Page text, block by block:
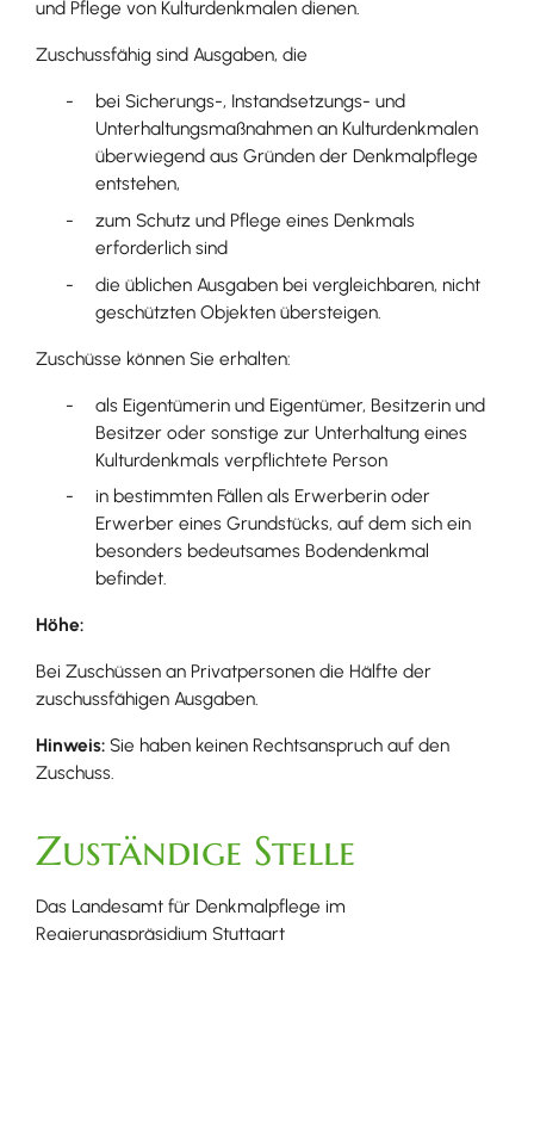
und Pflege von Kulturdenkmalen dienen.
Zuschussfähig sind Ausgaben, die
bei Sicherungs-, Instandsetzungs- und
Unterhaltungsmaßnahmen an Kulturdenkmalen
überwiegend aus Gründen der Denkmalpflege
entstehen,
zum Schutz und Pflege eines Denkmals
erforderlich sind
die üblichen Ausgaben bei vergleichbaren, nicht
geschützten Objekten übersteigen.
Zuschüsse können Sie erhalten:
als Eigentümerin und Eigentümer, Besitzerin und
Besitzer oder sonstige zur Unterhaltung eines
Kulturdenkmals verpflichtete Person
in bestimmten Fällen als Erwerberin oder
Erwerber eines Grundstücks, auf dem sich ein
besonders bedeutsames Bodendenkmal
befindet.
Höhe:
Bei Zuschüssen an Privatpersonen die Hälfte der
zuschussfähigen Ausgaben.
Hinweis: Sie haben keinen Rechtsanspruch auf den
Zuschuss.
Zuständige Stelle
Das Landesamt für Denkmalpflege im
Regierungspräsidium Stuttgart